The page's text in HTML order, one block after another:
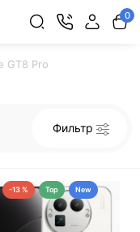
0
GT8 Pro
Фильтр
-13 % Top New